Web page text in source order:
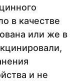
в качестве
или же в
и не